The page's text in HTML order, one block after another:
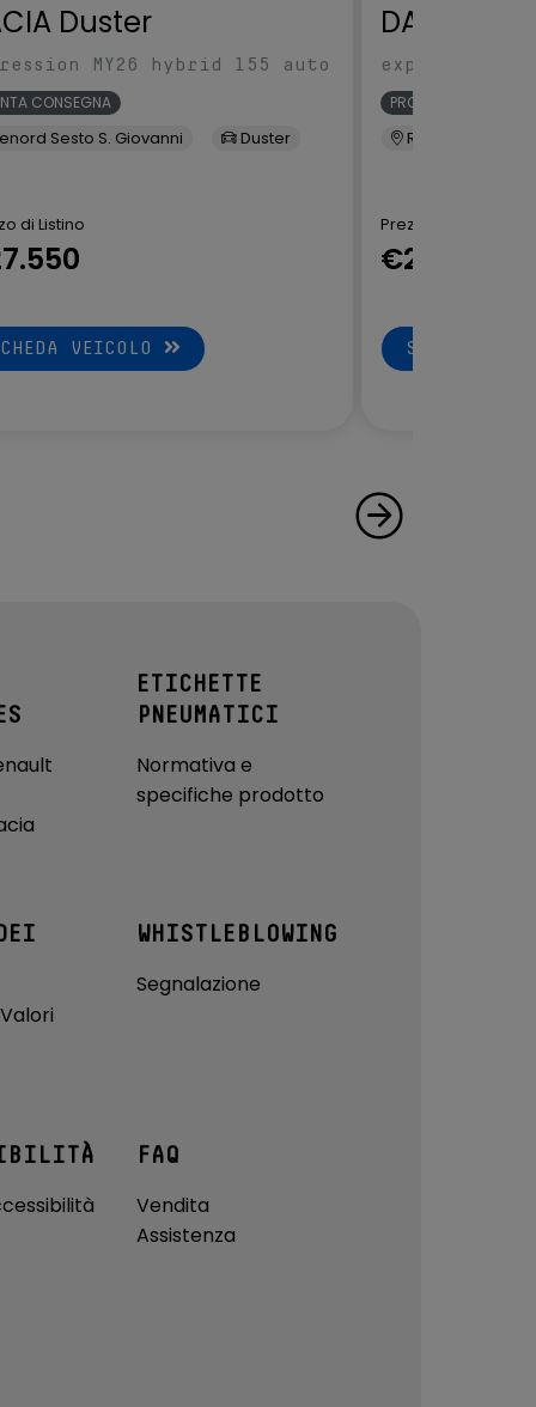
Duster
MY26 hybrid 155 auto
CONSEGNA
Sesto S. Giovanni Duster
di Listino
VEICOLO
DACIA
expression
PRONTA CONSEGNA
Renord Sesto S.
Prezzo di Listino
€27.550
SCHEDA
ETICHETTE
PNEUMATICI
Normativa e
specifiche prodotto
WHISTLEBLOWING
Segnalazione
FAQ
Vendita
Assistenza